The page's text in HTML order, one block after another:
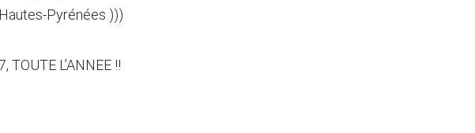
Pyrénées )))
TOUTE L’ANNEE !!